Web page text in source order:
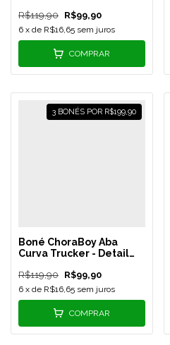
R$119,90 R$99,90
6 x de R$16,65 sem juros
COMPRAR
3 BONÉS POR R$199,90
Boné ChoraBoy Aba
Curva Trucker - Detail
R$119,90 R$99,90
6 x de R$16,65 sem juros
COMPRAR